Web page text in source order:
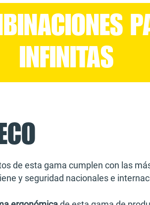
INFINITAS
de esta gama cumplen con las
y seguridad nacionales e